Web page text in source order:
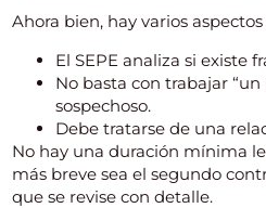
Ahora bien, hay varios
El SEPE analiza si existe
No basta con trabajar
sospechoso.
Debe tratarse de una
No hay una duración mínima
más breve sea el segundo
que se revise con detalle.